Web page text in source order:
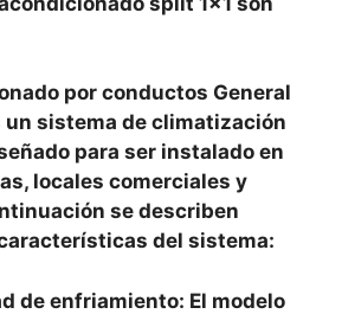
por conductos General
un sistema de climatización
para ser instalado en
locales comerciales y
se describen
del sistema:
de enfriamiento: El modelo